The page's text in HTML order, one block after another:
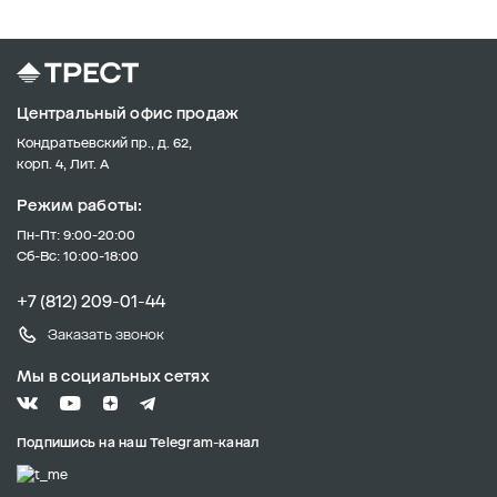
Центральный офис продаж
Кондратьевский пр., д. 62,
корп. 4, Лит. А
Режим работы:
Пн-Пт: 9:00-20:00
Сб-Вс: 10:00-18:00
+7 (812) 209-01-44
Заказать звонок
Мы в социальных сетях
Подпишись на наш Telegram-канал